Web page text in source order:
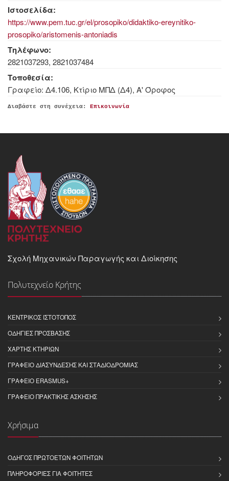
Ιστοσελίδα:
https://www.pem.tuc.gr/el/prosopiko/didaktiko-ereynitiko-
prosopiko/aristomenis-antoniadis
Τηλέφωνο:
2821037293, 2821037484
Τοποθεσία:
Γραφείο: Δ4.106, Κτίριο ΜΠΔ (Δ4), Α' Όροφος
Διαβάστε στη συνέχεια: Επικοινωνία
Σχολή Μηχανικών Παραγωγής και Διοίκησης
Πολυτεχνείο Κρήτης
ΚΕΝΤΡΙΚΌΣ ΙΣΤΌΤΟΠΟΣ
ΟΔΗΓΊΕΣ ΠΡΌΣΒΑΣΗΣ
ΧΆΡΤΗΣ ΚΤΗΡΊΩΝ
ΓΡΑΦΕΊΟ ΔΙΑΣΎΝΔΕΣΗΣ ΚΑΙ ΣΤΑΔΙΟΔΡΟΜΊΑΣ
ΓΡΑΦΕΊΟ ERASMUS+
ΓΡΑΦΕΊΟ ΠΡΑΚΤΙΚΉΣ ΆΣΚΗΣΗΣ
Χρήσιμα
ΟΔΗΓΌΣ ΠΡΩΤΟΕΤΏΝ ΦΟΙΤΗΤΏΝ
ΠΛΗΡΟΦΟΡΊΕΣ ΓΙΑ ΦΟΙΤΗΤΈΣ